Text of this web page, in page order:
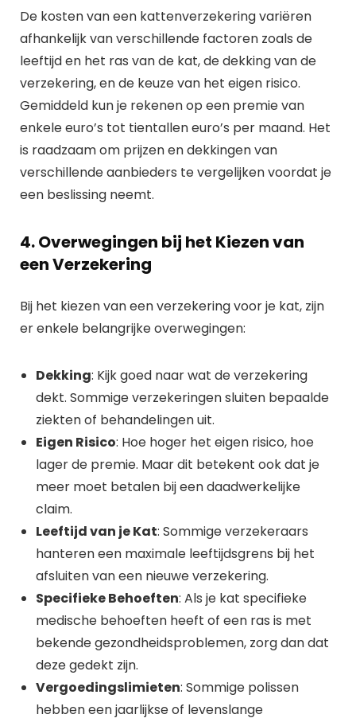
De kosten van een kattenverzekering variëren
afhankelijk van verschillende factoren zoals de
leeftijd en het ras van de kat, de dekking van de
verzekering, en de keuze van het eigen risico.
Gemiddeld kun je rekenen op een premie van
enkele euro’s tot tientallen euro’s per maand. Het
is raadzaam om prijzen en dekkingen van
verschillende aanbieders te vergelijken voordat je
een beslissing neemt.
4. Overwegingen bij het Kiezen van
een Verzekering
Bij het kiezen van een verzekering voor je kat, zijn
er enkele belangrijke overwegingen:
Dekking: Kijk goed naar wat de verzekering
dekt. Sommige verzekeringen sluiten bepaalde
ziekten of behandelingen uit.
Eigen Risico: Hoe hoger het eigen risico, hoe
lager de premie. Maar dit betekent ook dat je
meer moet betalen bij een daadwerkelijke
claim.
Leeftijd van je Kat: Sommige verzekeraars
hanteren een maximale leeftijdsgrens bij het
afsluiten van een nieuwe verzekering.
Specifieke Behoeften: Als je kat specifieke
medische behoeften heeft of een ras is met
bekende gezondheidsproblemen, zorg dan dat
deze gedekt zijn.
Vergoedingslimieten: Sommige polissen
hebben een jaarlijkse of levenslange